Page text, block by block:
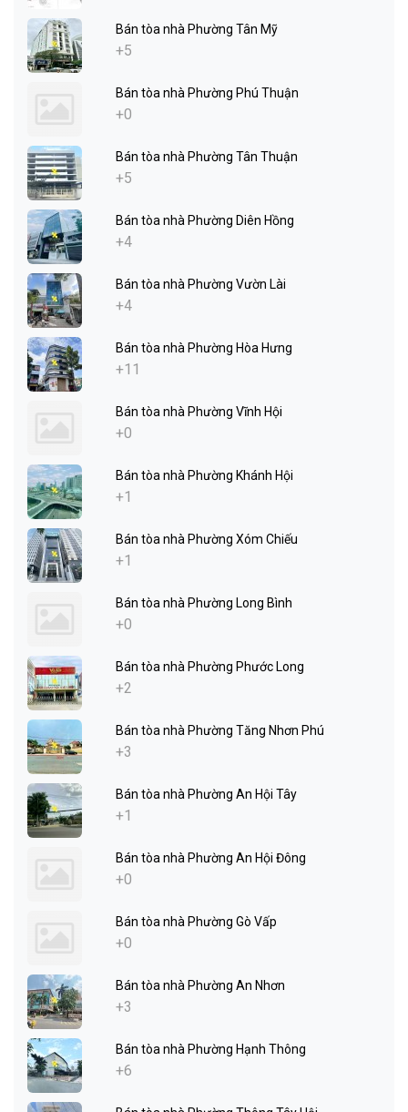
Bán tòa nhà Phường Tân Mỹ
+5
Bán tòa nhà Phường Phú Thuận
+0
Bán tòa nhà Phường Tân Thuận
+5
Bán tòa nhà Phường Diên Hồng
+4
Bán tòa nhà Phường Vườn Lài
+4
Bán tòa nhà Phường Hòa Hưng
+11
Bán tòa nhà Phường Vĩnh Hội
+0
Bán tòa nhà Phường Khánh Hội
+1
Bán tòa nhà Phường Xóm Chiếu
+1
Bán tòa nhà Phường Long Bình
+0
Bán tòa nhà Phường Phước Long
+2
Bán tòa nhà Phường Tăng Nhơn Phú
+3
Bán tòa nhà Phường An Hội Tây
+1
Bán tòa nhà Phường An Hội Đông
+0
Bán tòa nhà Phường Gò Vấp
+0
Bán tòa nhà Phường An Nhơn
+3
Bán tòa nhà Phường Hạnh Thông
+6